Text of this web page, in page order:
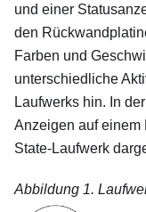
und einer
den
Farben und
unterschiedliche
Laufwerks hin. In
Anzeigen auf einem
State-Laufwerk
Abbildung 1.